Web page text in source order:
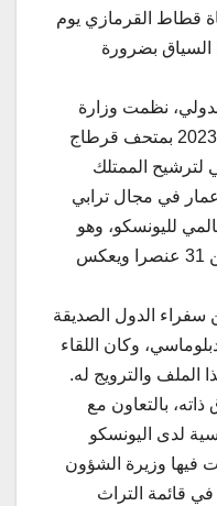
قطاط القرمازي يوم
في هذا السياق بضرورة
نظمت وزارة
الشؤون الثقافية يوم 04 سبتمبر 2023 بمتحف قرطاج
لترشيح الممتلك
في مجال ترابي
لليونسكو، وهو
ممتلك ثقافي متسلسل يتكوّن من 31 عنصرا ويعكس
الدول الصديقة
وكان اللقاء
الملف والترويج له.
بالتعاون مع
لدى اليونسكو
7 سبتمبر 2023، أكدت فيها وزيرة الشؤون
في قائمة التراث